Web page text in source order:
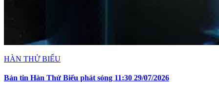
HÀN THỬ BIỂU
Bản tin Hàn Thử Biểu phát sóng 11:30 29/07/2026